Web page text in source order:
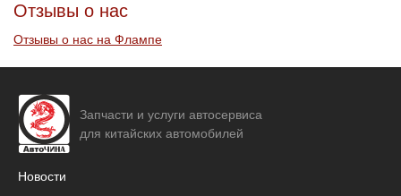
Отзывы о нас
Отзывы о нас на Флампе
Запчасти и услуги автосервиса
для китайских автомобилей
Новости